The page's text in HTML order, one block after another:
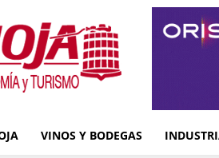
La
Prensa
del
Rioja
VINOS Y BODEGAS